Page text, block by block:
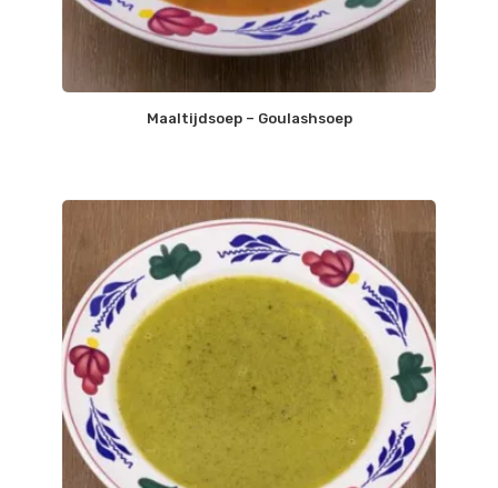
Maaltijdsoep – Goulashsoep